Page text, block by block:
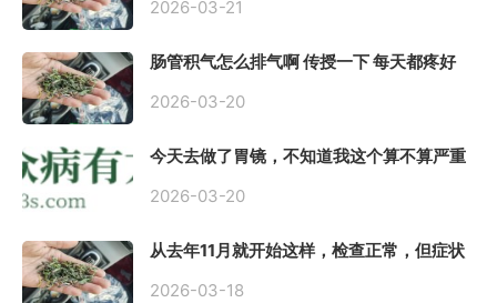
到底严不严重？
2026-03-21
肠管积气怎么排气啊 传授一下 每天都疼好
2026-03-20
今天去做了胃镜，不知道我这个算不算严重
2026-03-20
从去年11月就开始这样，检查正常，但症状
是一直有食物发酵气体的难受感，打出来就
2026-03-18